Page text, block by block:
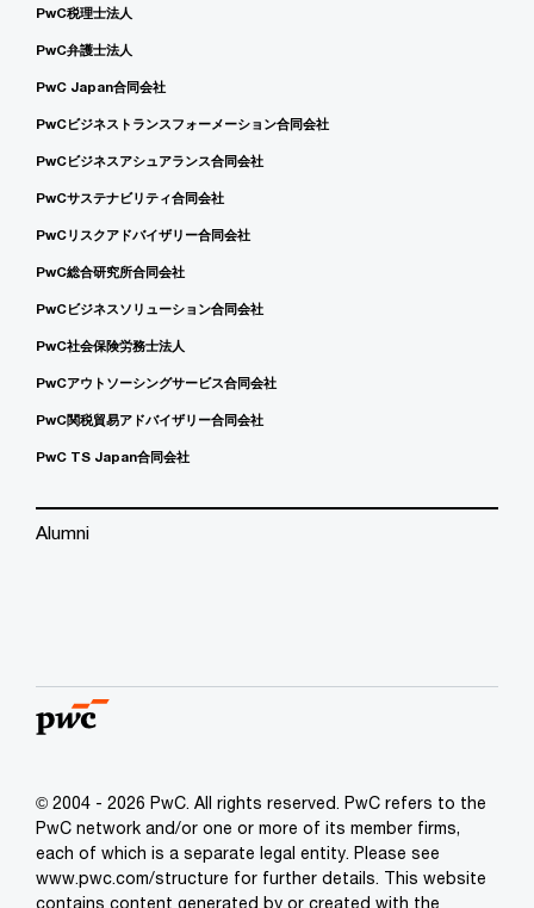
PwC税理士法人
PwC弁護士法人
PwC Japan合同会社
PwCビジネストランスフォーメーション合同会社
PwCビジネスアシュアランス合同会社
PwCサステナビリティ合同会社
PwCリスクアドバイザリー合同会社
PwC総合研究所合同会社
PwCビジネスソリューション合同会社
PwC社会保険労務士法人
PwCアウトソーシングサービス合同会社
PwC関税貿易アドバイザリー合同会社
PwC TS Japan合同会社
Alumni
© 2004 - 2026 PwC. All rights reserved. PwC refers to the
PwC network and/or one or more of its member firms,
each of which is a separate legal entity. Please see
www.pwc.com/structure for further details. This website
contains content generated by or created with the